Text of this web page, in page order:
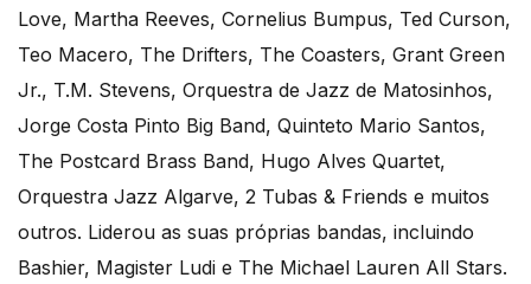
Love, Martha Reeves, Cornelius Bumpus, Ted Curson,
Teo Macero, The Drifters, The Coasters, Grant Green
Jr., T.M. Stevens, Orquestra de Jazz de Matosinhos,
Jorge Costa Pinto Big Band, Quinteto Mario Santos,
The Postcard Brass Band, Hugo Alves Quartet,
Orquestra Jazz Algarve, 2 Tubas & Friends e muitos
outros. Liderou as suas próprias bandas, incluindo
Bashier, Magister Ludi e The Michael Lauren All Stars.